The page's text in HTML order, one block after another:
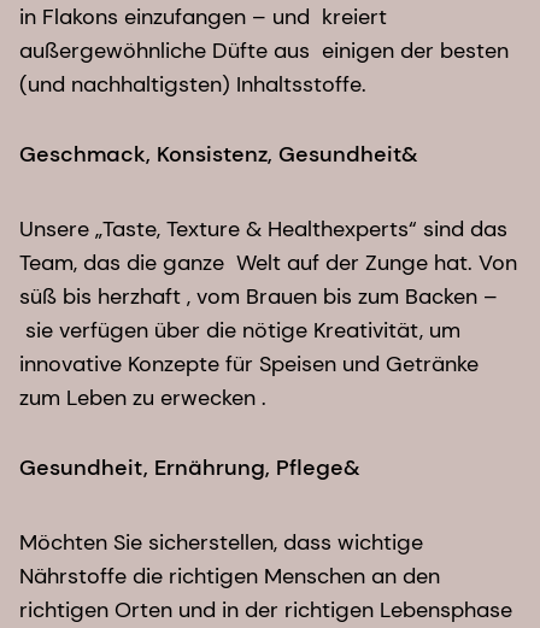
in Flakons einzufangen – und kreiert
außergewöhnliche Düfte aus einigen der besten
(und nachhaltigsten) Inhaltsstoffe.
Geschmack, Konsistenz, Gesundheit&
Unsere „Taste, Texture & Healthexperts“ sind das
Team, das die ganze Welt auf der Zunge hat. Von
süß bis herzhaft , vom Brauen bis zum Backen –
sie verfügen über die nötige Kreativität, um
innovative Konzepte für Speisen und Getränke
zum Leben zu erwecken .
Gesundheit, Ernährung, Pflege&
Möchten Sie sicherstellen, dass wichtige
Nährstoffe die richtigen Menschen an den
richtigen Orten und in der richtigen Lebensphase